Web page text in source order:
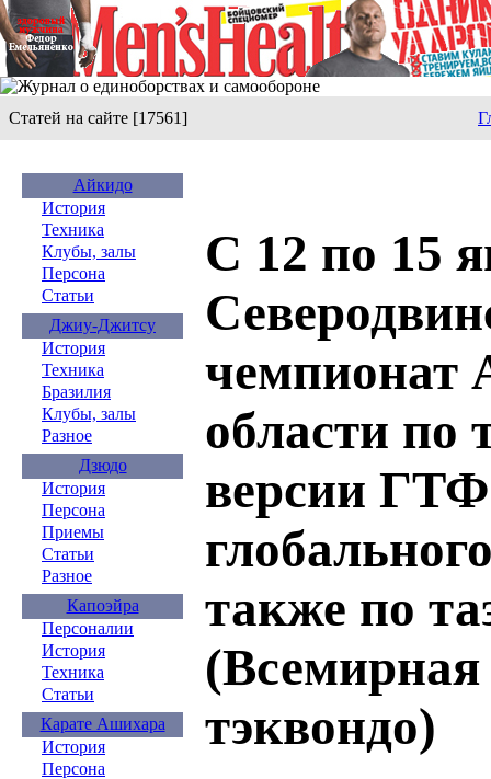
Статей на сайте [17561]
Айкидо
История
Техника
Клубы, залы
Персона
Статьи
Джиу-Джитсу
История
Техника
Бразилия
Клубы, залы
Разное
Дзюдо
История
Персона
Приемы
Статьи
Разное
Капоэйра
Персоналии
История
Техника
Статьи
Карате Ашихара
История
Персона
С 12 по 15
чемпионат
области по
версии
также по
тэквондо)